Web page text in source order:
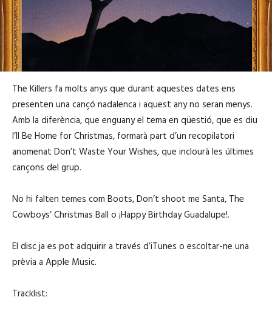
The Killers fa molts anys que durant aquestes dates ens
presenten una cançó nadalenca i aquest any no seran menys.
Amb la diferència, que enguany el tema en qüestió, que es diu
I’ll Be Home for Christmas, formarà part d’un recopilatori
anomenat Don’t Waste Your Wishes, que inclourà les últimes
cançons del grup.
No hi falten temes com Boots, Don’t shoot me Santa, The
Cowboys’ Christmas Ball o ¡Happy Birthday Guadalupe!.
El disc ja es pot adquirir a través d’iTunes o escoltar-ne una
prèvia a Apple Music.
Tracklist: